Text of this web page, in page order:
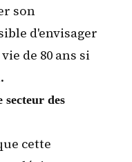
son
d'envisager
de 80 ans si
secteur des
cette